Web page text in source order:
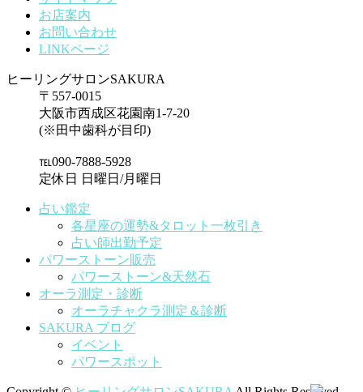
お店案内
お問い合わせ
LINKページ
ヒーリングサロンSAKURA
〒557-0015
大阪市西成区花園南1-7-20
(※田中歯科が目印)
℡090-7888-5928
定休日 日曜日/月曜日
占い鑑定
各星座の運勢&タロット一枚引き
占い師出勤予定
パワーストーン販売
パワーストーン&天然石
オーラ測定・診断
オーラチャクラ測定＆診断
SAKURA ブログ
イベント
パワースポット